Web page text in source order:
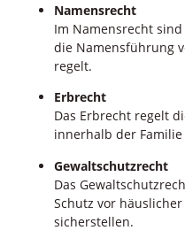
Namensrecht
Im Namensrecht
die Namensführung
regelt.
Erbrecht
Das Erbrecht regelt
innerhalb der
Gewaltschutzrecht
Das
Schutz vor
sicherstellen.